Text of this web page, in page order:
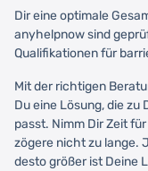
Dir eine optimale
anyhelpnow sind
Qualifikationen für
Mit der richtigen
Du eine Lösung, die zu
passt. Nimm Dir Zeit
zögere nicht zu lange.
desto größer ist Deine